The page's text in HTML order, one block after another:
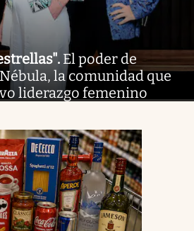
. El poder de
la comunidad que
liderazgo femenino